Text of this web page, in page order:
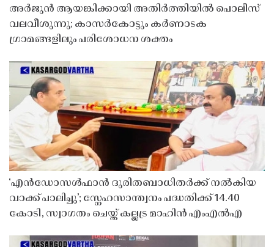
അർജുൻ ആയങ്കിക്കായി അതിർത്തിയിൽ പൊലീസ്
വലവീശുന്നു; കാസർകോട്ടും കർണാടക
ഗ്രാമങ്ങളിലും പരിശോധന ശക്തം
‘എൻഡോസൾഫാൻ ദുരിതബാധിതർക്ക് നൽകിയ
വാക്ക് പാലിച്ചു’; സ്നേഹസാന്ത്വനം പദ്ധതിക്ക് 14.40
കോടി, സ്വാഗതം ചെയ്ത് കല്ലട്ര മാഹിൻ എംഎൽഎ